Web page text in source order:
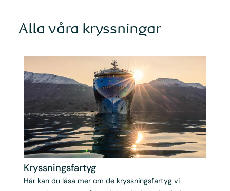
Alla våra kryssningar
Kryssningsfartyg
Här kan du läsa mer om de kryssningsfartyg vi